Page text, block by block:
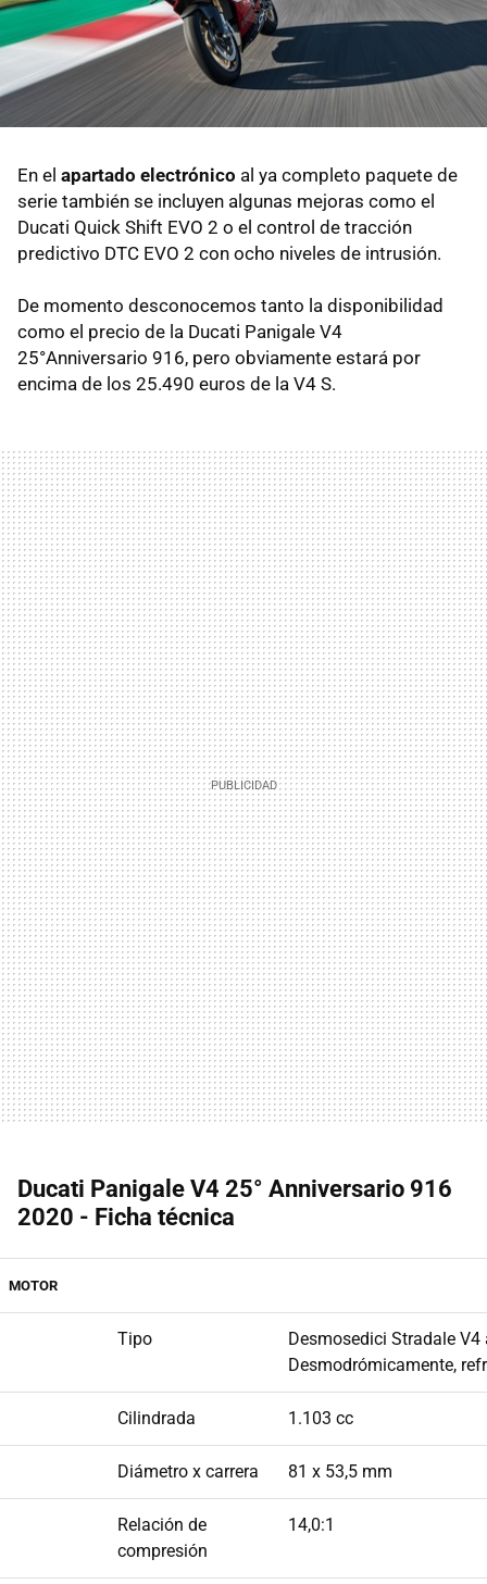
En el apartado electrónico al ya completo paquete de
serie también se incluyen algunas mejoras como el
Ducati Quick Shift EVO 2 o el control de tracción
predictivo DTC EVO 2 con ocho niveles de intrusión.
De momento desconocemos tanto la disponibilidad
como el precio de la Ducati Panigale V4
25°Anniversario 916, pero obviamente estará por
encima de los 25.490 euros de la V4 S.
Ducati Panigale V4 25° Anniversario 916
2020 - Ficha técnica
MOTOR
Tipo
Desmosedici Stradale
Desmodrómicamente,
Cilindrada 1.103 cc
Diámetro x carrera 81 x 53,5 mm
Relación de
compresión
14,0:1